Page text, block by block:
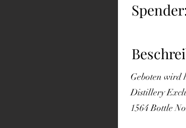
Geboten wird
Distillery
1564 Bottle